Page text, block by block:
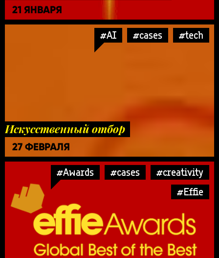
21 ЯНВАРЯ
#AI #cases #tech
Искусственный отбор
27 ФЕВРАЛЯ
#Awards #cases
#creativity
#Effie